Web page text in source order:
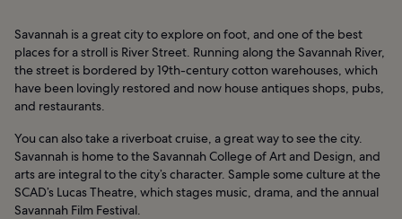
Savannah is a great city to explore on foot, and one of the best
places for a stroll is River Street. Running along the Savannah River,
the street is bordered by 19th-century cotton warehouses, which
have been lovingly restored and now house antiques shops, pubs,
and restaurants.
You can also take a riverboat cruise, a great way to see the city.
Savannah is home to the Savannah College of Art and Design, and
arts are integral to the city’s character. Sample some culture at the
SCAD’s Lucas Theatre, which stages music, drama, and the annual
Savannah Film Festival.